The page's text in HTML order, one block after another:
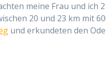
meine Frau und ich
20 und 23 km mit
und erkundeten den